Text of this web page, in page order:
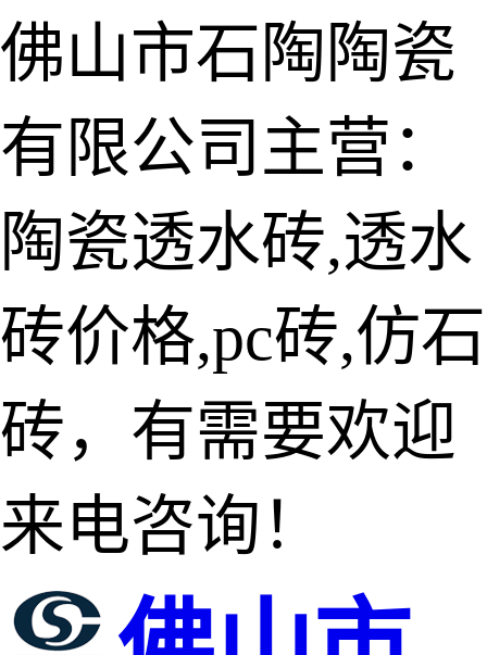
佛山市石陶陶瓷
有限公司主营：
陶瓷透水砖,透水
砖价格,pc砖,仿石
砖，有需要欢迎
来电咨询！
陶瓷透水砖
生态仿石砖
仿石透水砖
承重仿石砖
细面透水砖